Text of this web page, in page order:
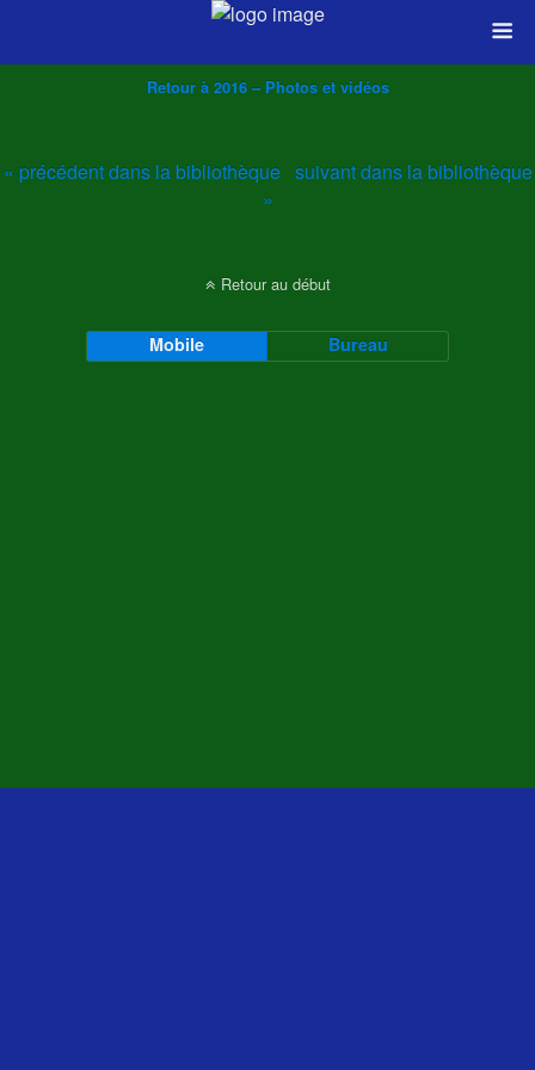
Retour à 2016 – Photos et vidéos
« précédent dans la bibliothèque suivant dans la bibliothèque
»
Retour au début
Mobile Bureau